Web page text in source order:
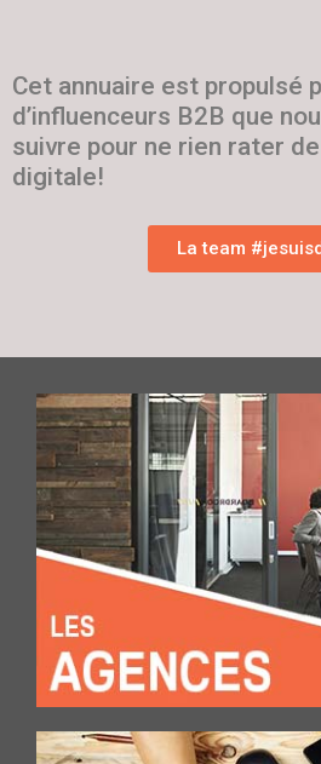
Cet annuaire est propulsé
d’influenceurs B2B que
suivre pour ne rien rater
digitale!
La team